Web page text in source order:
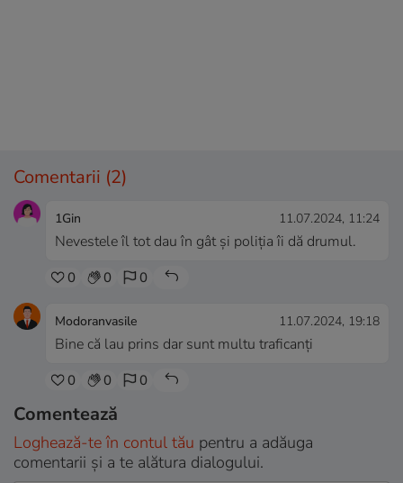
Comentarii (2)
1Gin 11.07.2024, 11:24
Nevestele îl tot dau în gât și poliția îi dă drumul.
0 0 0
Modoranvasile 11.07.2024, 19:18
Bine că lau prins dar sunt multu traficanți
0 0 0
Comentează
Loghează-te în contul tău pentru a adăuga
comentarii și a te alătura dialogului.